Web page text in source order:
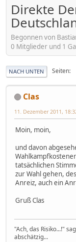
Direkte
Begonnen von
0 Mitglieder und 1
NACH UNTEN Seiten
Clas
11. Dezember 2011,
Moin, moin,
und davon
tatsächlichen
zur Wahl gehen,
Anreiz, auch ein
Gruß Clas
"Ach, das Risiko...!"
abschätzig...